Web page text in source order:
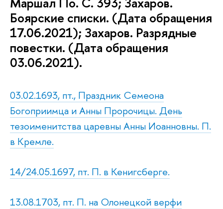
Боярские списки. (Дата обращения
17.06.2021); Захаров. Разрядные
повестки. (Дата обращения
03.06.2021).
03.02.1693, пт., Праздник Семеона
Богоприимца и Анны Пророчицы. День
тезоименитства царевны Анны Иоанновны. П.
в Кремле.
14/24.05.1697, пт. П. в Кенигсберге.
13.08.1703, пт. П. на Олонецкой верфи